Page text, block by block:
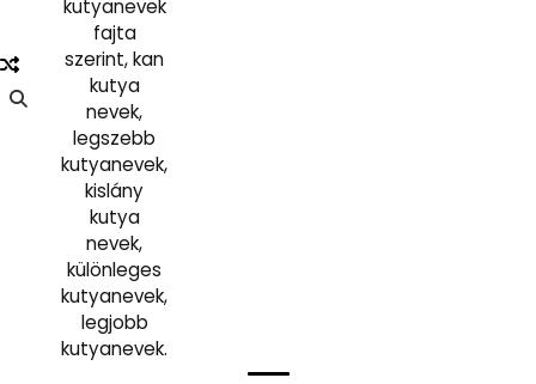
kutyanevek
fajta
szerint, kan
kutya
nevek,
legszebb
kutyanevek,
kislány
kutya
nevek,
különleges
kutyanevek,
legjobb
kutyanevek.